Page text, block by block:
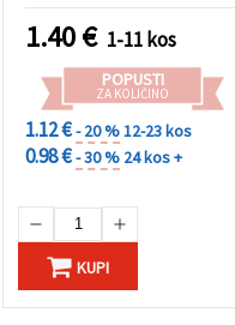
1.40€ 1-11 kos
POPUSTI
ZA KOLIČINO
1.12 €- 20 %12-23 kos
0.98 €- 30 % 24 kos +
KUPI